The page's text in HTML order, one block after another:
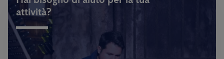
attività?